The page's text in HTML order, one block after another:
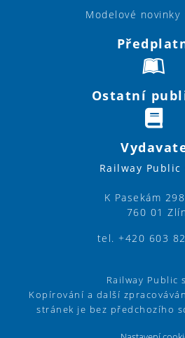
Modelové novinky
Ostatní
Railway Public
K Pasekám
760 01
tel. +420 603
Railway Public
Kopírování a další
stránek je bez předchozího